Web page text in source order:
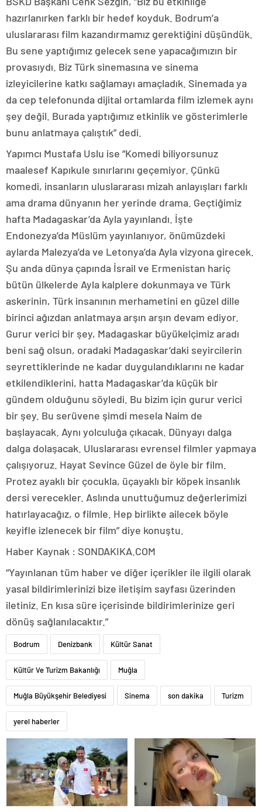
hazırlanırken farklı bir hedef koyduk. Bodrum’a
uluslararası film kazandırmamız gerektiğini düşündük.
Bu sene yaptığımız gelecek sene yapacağımızın bir
provasıydı. Biz Türk sinemasına ve sinema
izleyicilerine katkı sağlamayı amaçladık. Sinemada ya
da cep telefonunda dijital ortamlarda film izlemek aynı
şey değil. Burada yaptığımız etkinlik ve gösterimlerle
bunu anlatmaya çalıştık” dedi.
Yapımcı Mustafa Uslu ise “Komedi biliyorsunuz
maalesef Kapıkule sınırlarını geçemiyor. Çünkü
komedi, insanların uluslararası mizah anlayışları farklı
ama drama dünyanın her yerinde drama. Geçtiğimiz
hafta Madagaskar’da Ayla yayınlandı. İşte
Endonezya’da Müslüm yayınlanıyor, önümüzdeki
aylarda Malezya’da ve Letonya’da Ayla vizyona girecek.
Şu anda dünya çapında İsrail ve Ermenistan hariç
bütün ülkelerde Ayla kalplere dokunmaya ve Türk
askerinin, Türk insanının merhametini en güzel dille
birinci ağızdan anlatmaya arşın arşın devam ediyor.
Gurur verici bir şey, Madagaskar büyükelçimiz aradı
beni sağ olsun, oradaki Madagaskar’daki seyircilerin
seyrettiklerinde ne kadar duygulandıklarını ne kadar
etkilendiklerini, hatta Madagaskar’da küçük bir
gündem olduğunu söyledi. Bu bizim için gurur verici
bir şey. Bu serüvene şimdi mesela Naim de
başlayacak. Aynı yolculuğa çıkacak. Dünyayı dalga
dalga dolaşacak. Uluslararası evrensel filmler yapmaya
çalışıyoruz. Hayat Sevince Güzel de öyle bir film.
Protez ayaklı bir çocukla, üçayaklı bir köpek insanlık
dersi verecekler. Aslında unuttuğumuz değerlerimizi
hatırlayacağız, o filmle. Hep birlikte ailecek böyle
keyifle izlenecek bir film” diye konuştu.
Haber Kaynak : SONDAKIKA.COM
“Yayınlanan tüm haber ve diğer içerikler ile ilgili olarak
yasal bildirimlerinizi bize iletişim sayfası üzerinden
iletiniz. En kısa süre içerisinde bildirimlerinize geri
dönüş sağlanılacaktır.”
Bodrum Denizbank Kültür Sanat
Kültür Ve Turizm Bakanlığı Muğla
Muğla Büyükşehir Belediyesi Sinema son dakika Turizm
yerel haberler